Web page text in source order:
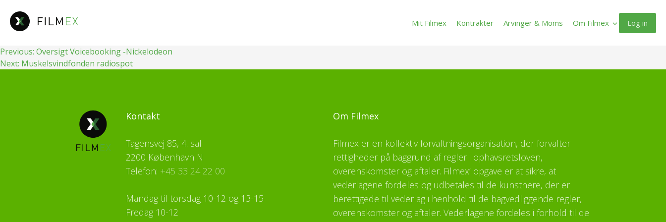
indhold
Mit Filmex Kontrakter Arvinger & Moms Om Filmex Log in
Indlægsnavigation
Previous: Oversigt Voicebooking -Nickelodeon
Next: Muskelsvindfonden radiospot
Kontakt
Tagensvej 85, 4. sal
2200 København N
Telefon: +45 33 24 22 00
Mandag til torsdag 10-12 og 13-15
Fredag 10-12
Om Filmex
Filmex er en kollektiv forvaltningsorganisation, der forvalter
rettigheder på baggrund af regler i ophavsretsloven,
overenskomster og aftaler. Filmex’ opgave er at sikre, at
vederlagene fordeles og udbetales til de kunstnere, der er
berettigede til vederlag i henhold til de bagvedliggende regler,
overenskomster og aftaler. Vederlagene fordeles i forhold til de